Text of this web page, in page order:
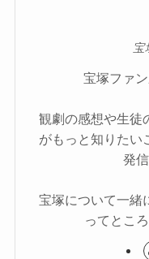
宝
宝塚ファ
観劇の感想や生徒
がもっと知りたい
発
宝塚について一緒
ってとこ